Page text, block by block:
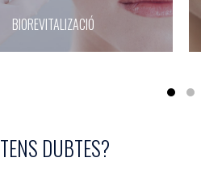
BIOREVITALIZACIÓ
TENS DUBTES?